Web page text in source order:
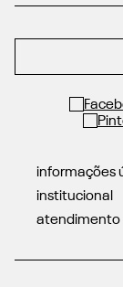
informações
institucional
atendimento